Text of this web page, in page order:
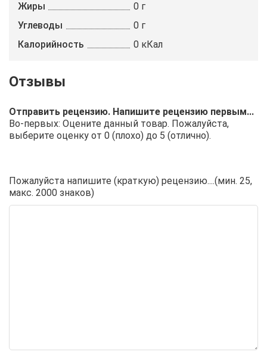
Жиры
0 г
Углеводы
0 г
Калорийность
0 кКал
Отправить рецензию. Напишите рецензию первым...
Во-первых: Оцените данный товар. Пожалуйста,
выберите оценку от 0 (плохо) до 5 (отлично).
Пожалуйста напишите (краткую) рецензию....(мин. 25,
макс. 2000 знаков)